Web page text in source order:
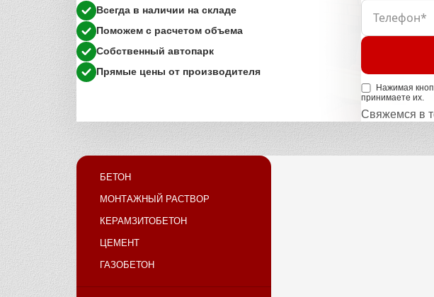
Всегда в наличии на складе
Поможем с расчетом объема
Собственный автопарк
Прямые цены от производителя
Нажимая
принимаете их.
Свяжемся в
БЕТОН
МОНТАЖНЫЙ РАСТВОР
КЕРАМЗИТОБЕТОН
ЦЕМЕНТ
ГАЗОБЕТОН